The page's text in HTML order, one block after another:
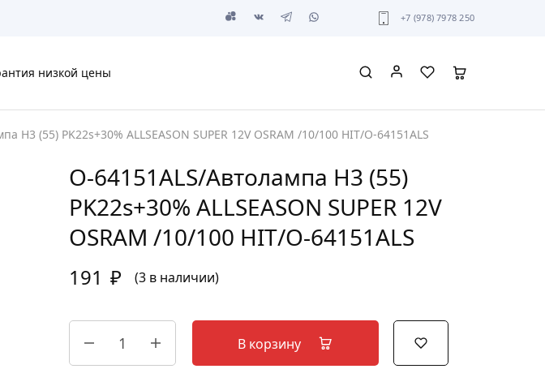
+7 (978) 7978 250
низкой цены
H3 (55) PK22s+30% ALLSEASON SUPER 12V OSRAM /10/100 HIT/O-64151ALS
O-64151ALS/Автолампа H3 (55)
PK22s+30% ALLSEASON SUPER 12V
OSRAM /10/100 HIT/O-64151ALS
191 ₽ (3 в наличии)
В корзину